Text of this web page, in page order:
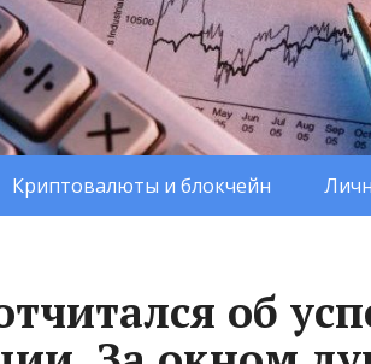
Криптовалюты и блокчейн
об